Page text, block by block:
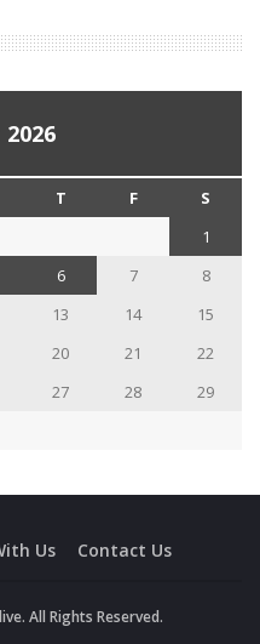
T F
S
1
6 7
8
13 14
15
20 21
22
27 28
29
Us Contact Us
All Rights Reserved.